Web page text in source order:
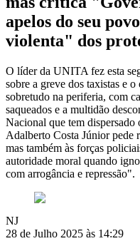
apelos do seu
violenta" dos
O líder da UNITA fez esta
sobre a greve dos taxistas e
sobretudo na periferia, com
saqueados e a multidão
Nacional que tem dispersado
Adalberto Costa Júnior pede
mas também às forças
autoridade moral quando
com arrogância e repressão".
NJ
28 de Julho 2025 às 14:29